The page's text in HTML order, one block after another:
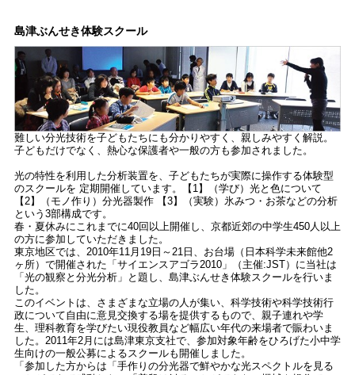
島津ぶんせき体験スクール
難しい分光技術を子どもたちにも分かりやすく、親しみやすく解説。
子どもだけでなく、熱心な保護者や一般の方も参加されました。
光の特性を利用した分析装置を、子どもたちが実際に操作する体験型
のスクールを 定期開催しています。【1】（学び）光と色について
【2】（モノ作り）分光器製作 【3】（実験）氷みつ・お茶などの分析
という3部構成です。
春・夏休みにこれまでに40回以上開催し、京都近郊の中学生450人以上
の方に参加していただきました。
東京地区では、2010年11月19日～21日、お台場（日本科学未来館他2
ヶ所）で開催された「サイエンスアゴラ2010」（主催:JST）に当社は
「光の観察と分光分析」と題し、島津ぶんせき体験スクールを行いま
した。
このイベントは、さまざまな立場の人が集い、科学技術や科学技術行
政について自由に意見交換する場を提供するもので、親子連れや学
生、理科教育を学びたい現役教員など幅広い年代の来場者で賑わいま
した。2011年2月には島津東京支社で、参加対象年齢をひろげた小中学
生向けの一般公募によるスクールも開催しました。
「参加した方からは「手作りの分光器で鮮やかな光スペクトルを見る